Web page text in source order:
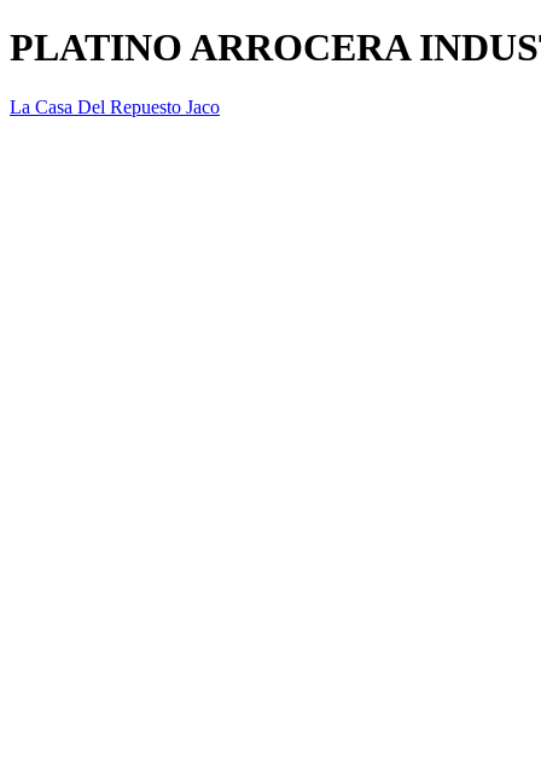
PLATINO ARROCERA
La Casa Del Repuesto Jaco